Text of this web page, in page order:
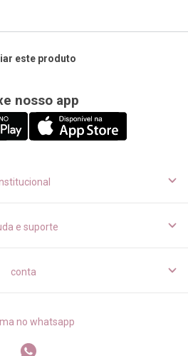
este produto
nosso app
e suporte
conta
no whatsapp